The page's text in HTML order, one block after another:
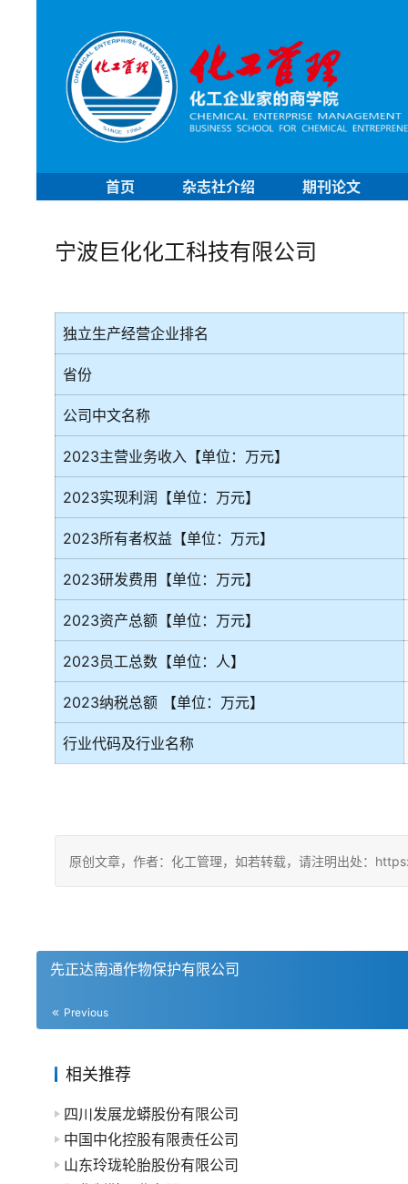
首页 杂志社介绍 期刊论文
宁波巨化化工科技有限公司
独立生产经营企业排名
省份
公司中文名称
2023主营业务收入【单位：万元】
2023实现利润【单位：万元】
2023所有者权益【单位：万元】
2023研发费用【单位：万元】
2023资产总额【单位：万元】
2023员工总数【单位：人】
2023纳税总额 【单位：万元】
行业代码及行业名称
原创文章，作者：化工管理，如若转载，请注明出处：
先正达南通作物保护有限公司
Previous
相关推荐
四川发展龙蟒股份有限公司
中国中化控股有限责任公司
山东玲珑轮胎股份有限公司